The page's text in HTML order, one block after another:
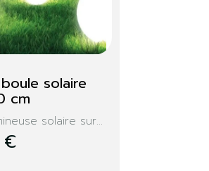
Table Alu + Polywood
Cette table de repas